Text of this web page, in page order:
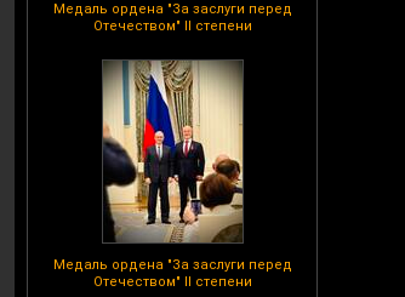
Медаль ордена "За заслуги перед
Отечеством" II степени
Медаль ордена "За заслуги перед
Отечеством" II степени